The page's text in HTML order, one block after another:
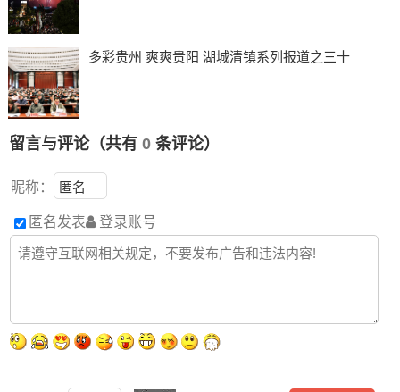
多彩贵州 爽爽贵阳 湖城清镇系列报道之三十
留言与评论（共有 0条评论）
昵称：
匿名发表 登录账号